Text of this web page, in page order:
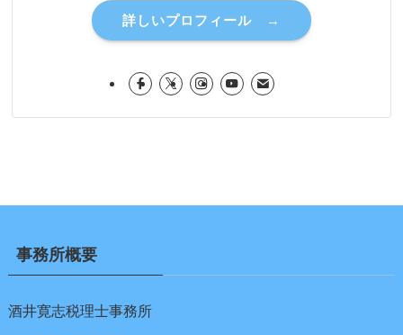
詳しいプロフィール →
事務所概要
酒井寛志税理士事務所